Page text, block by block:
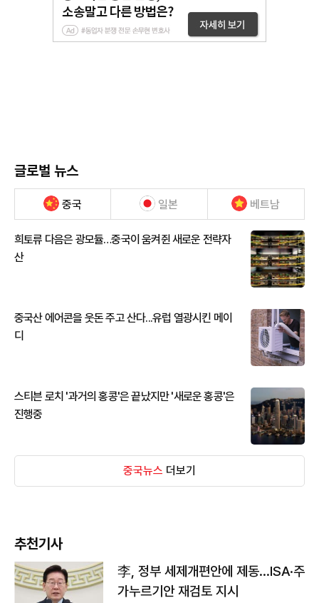
글로벌 뉴스
중국 일본 베트남
희토류 다음은 광모듈…중국이 움켜쥔 새로운 전략자
산
중국산 에어콘을 웃돈 주고 산다...유럽 열광시킨 메이
디
스티븐 로치 '과거의 홍콩'은 끝났지만 '새로운 홍콩'은
진행중
중국뉴스 더보기
추천기사
李, 정부 세제개편안에 제동…ISA·주
가누르기안 재검토 지시